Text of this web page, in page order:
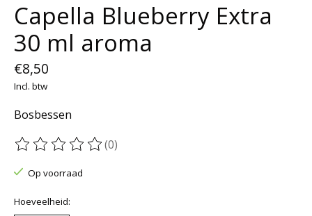
Capella Blueberry Extra
30 ml aroma
€8,50
Incl. btw
Bosbessen
De beoordeling van dit product is
(0)
Op voorraad
Hoeveelheid: